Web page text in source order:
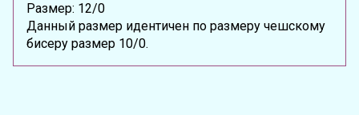
Размер: 12/0
Данный размер идентичен по размеру чешскому
бисеру размер 10/0.